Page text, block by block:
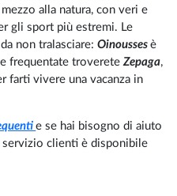
alla natura, con veri e
gli sport più estremi. Le
non tralasciare:Oinoussesè
frequentate trovereteZepaga,
farti vivere una vacanza in
e se hai bisogno di aiuto
clienti è disponibile